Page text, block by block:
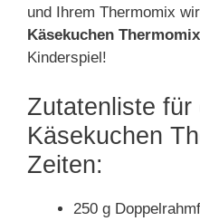
und Ihrem Thermomix
Käsekuchen
Kinderspiel!
Zutatenliste für
Käsekuchen
Zeiten:
250 g